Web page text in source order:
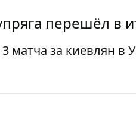
перешёл в
матча за киевлян в